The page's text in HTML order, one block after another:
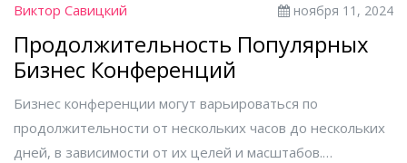
Виктор Савицкий ноября 11, 2024
Продолжительность Популярных
Бизнес Конференций
Бизнес конференции могут варьироваться по
продолжительности от нескольких часов до нескольких
дней, в зависимости от их целей и масштабов.